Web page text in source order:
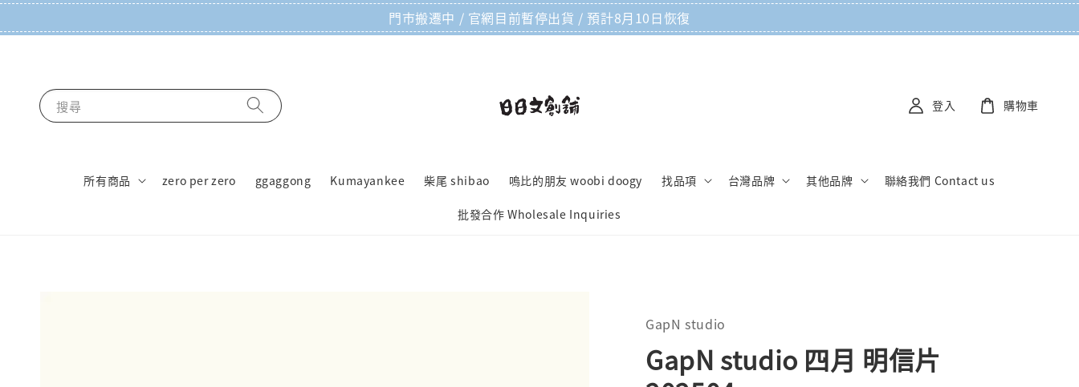
門市搬遷中 / 官網目前暫停出貨 / 預計8月10日恢復
搜尋
所有商品 zero per zero ggaggong Kumayankee 柴尾 shibao 嗚比的朋友 woobi doogy 找品項 台灣品牌 其他品牌 聯絡我們 Contact us
批發合作 Wholesale Inquiries
登入 購物車
GapN studio
GapN studio 四月 明信片